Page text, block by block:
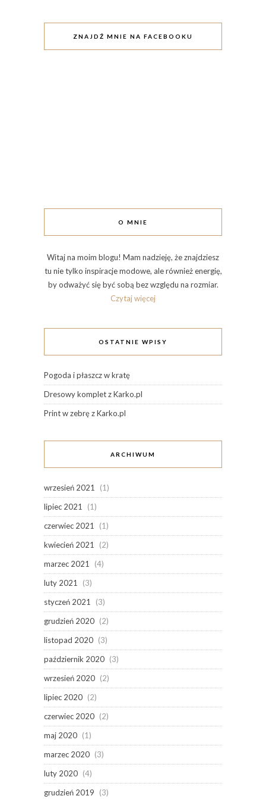
ZNAJDŹ MNIE NA FACEBOOKU
O MNIE
Witaj na moim blogu! Mam nadzieję, że znajdziesz
tu nie tylko inspiracje modowe, ale również energię,
by odważyć się być sobą bez względu na rozmiar.
Czytaj więcej
OSTATNIE WPISY
Pogoda i płaszcz w kratę
Dresowy komplet z Karko.pl
Print w zebrę z Karko.pl
ARCHIWUM
wrzesień 2021
(1)
lipiec 2021
(1)
czerwiec 2021
(1)
kwiecień 2021
(2)
marzec 2021
(4)
luty 2021
(3)
styczeń 2021
(3)
grudzień 2020 (2)
listopad 2020 (3)
październik 2020 (3)
wrzesień 2020 (2)
lipiec 2020 (2)
czerwiec 2020 (2)
maj 2020 (1)
marzec 2020 (3)
luty 2020 (4)
grudzień 2019
(3)